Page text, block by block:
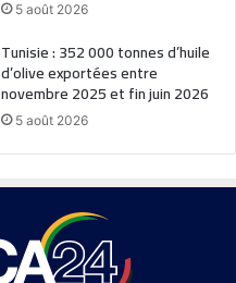
5 août 2026
Tunisie : 352 000 tonnes d’huile
d’olive exportées entre
novembre 2025 et fin juin 2026
5 août 2026